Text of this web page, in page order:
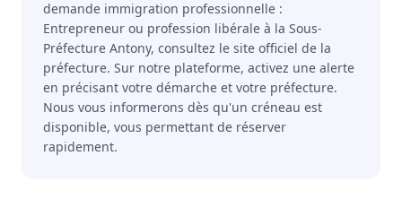
demande immigration professionnelle :
Entrepreneur ou profession libérale à la Sous-
Préfecture Antony, consultez le site officiel de la
préfecture. Sur notre plateforme, activez une alerte
en précisant votre démarche et votre préfecture.
Nous vous informerons dès qu'un créneau est
disponible, vous permettant de réserver
rapidement.